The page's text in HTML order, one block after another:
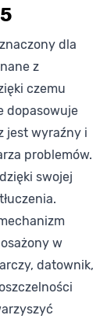
dla
z
czemu
dopasowuje
jest wyraźny i
problemów.
swojej
w
datownik,